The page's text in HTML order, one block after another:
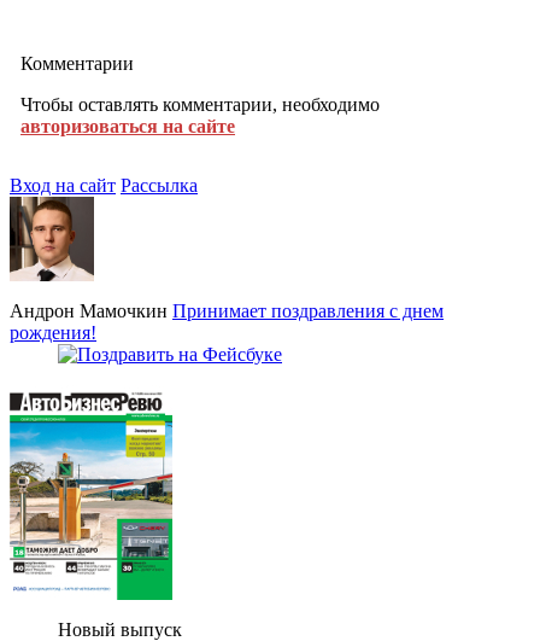
Комментарии
Чтобы оставлять комментарии, необходимо
авторизоваться на сайте
Вход на сайт Рассылка
Андрон Мамочкин Принимает поздравления с днем
рождения!
Новый выпуск